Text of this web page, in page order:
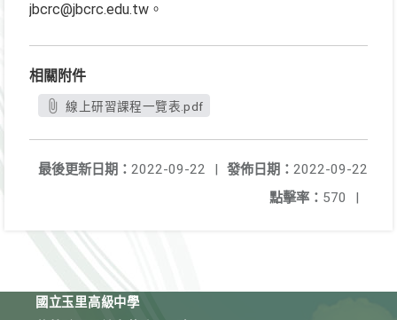
jbcrc@jbcrc.edu.tw。
相關附件
線上研習課程一覽表.pdf
發佈日期： 2022-09-22
最後更新日期： 2022-09-22
|
點擊率： 570 |
國立玉里高級中學